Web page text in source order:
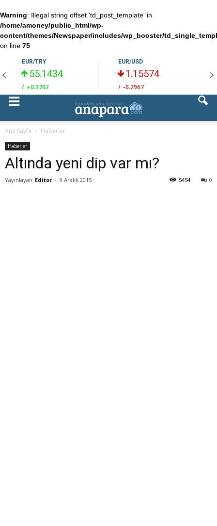
Warning: Illegal string offset 'td_post_template' in
/home/amoney/public_html/wp-
content/themes/Newspaper/includes/wp_booster/
on line 75
EUR/TRY
55.1434
/ +0.3702
EUR/USD
1.15574
/ -0.2967
Ana Sayfa Haberler
Haberler
Altında yeni dip var mı?
Yayınlayan Editor - 9 Aralık 2015 0
5454